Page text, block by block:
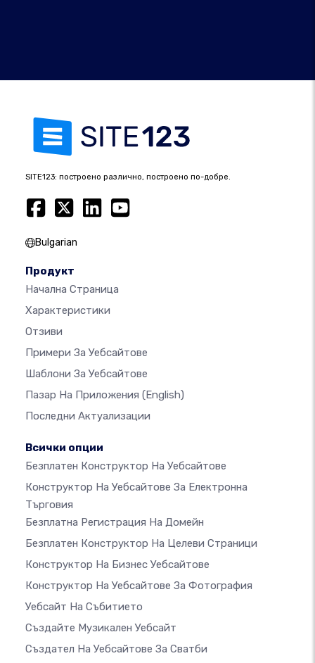
SITE123: построено различно, построено по-добре.
Bulgarian
Продукт
Начална Страница
Характеристики
Отзиви
Примери За Уебсайтове
Шаблони За Уебсайтове
Пазар На Приложения (English)
Последни Актуализации
Всички опции
Безплатен Конструктор На Уебсайтове
Конструктор На Уебсайтове За Електронна
Търговия
Безплатна Регистрация На Домейн
Безплатен Конструктор На Целеви Страници
Конструктор На Бизнес Уебсайтове
Конструктор На Уебсайтове За Фотография
Уебсайт На Събитието
Създайте Музикален Уебсайт
Създател На Уебсайтове За Сватби